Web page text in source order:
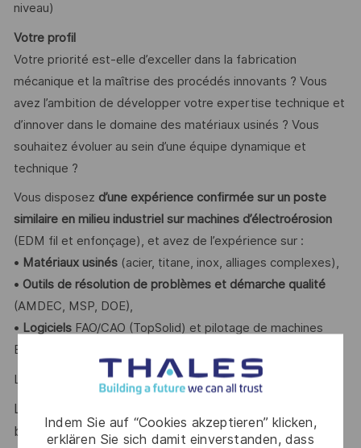
Indem Sie auf “Cookies akzeptieren” klicken,
erklären Sie sich damit einverstanden, dass
niveau)
Votre profil
Votre priorité est-elle d’exceller dans la fabrication
mécanique et la maîtrise des procédés innovants ? Vous
avez l’ambition de développer votre expertise technique et
d’innover dans le domaine des matériaux usinés ? Vous
souhaitez évoluer au sein d’une équipe dynamique et
technique ?
Vous disposez d’une expérience confirmée sur un poste
similaire en milieu industriel sur machines d’électroérosion
(EDM fil et enfonçage), et avez de l’expérience sur :
• Matériaux usinés(acier, titane, inox, alliages complexes),
• Outils de résolution de problèmes et démarche qualité
(AMDEC, MSP, DOE),
• Logiciels FAO/CAO (TopSolid) et pilotage de machines
EDM.
L’anglais technique est un plus apprécié.
L’esprit d’innovation, la rigueur, l’autonomie et de
bonnes capacités d’analyse sont des atouts que l’on